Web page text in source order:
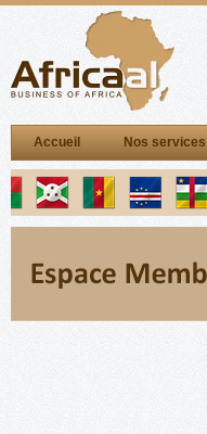
Accueil Nos services